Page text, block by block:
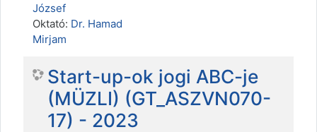
József
Oktató: Dr. Hamad
Mirjam
Start-up-ok jogi ABC-je
(MÜZLI) (GT_ASZVN070-
17) - 2023